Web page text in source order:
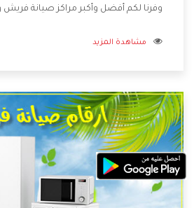
وفرنا لكم أفضل وأكبر مراكز صيانة فريش
دون اى ازعاج كما أننا نهتم بكل ما
مشاهدة المزيد